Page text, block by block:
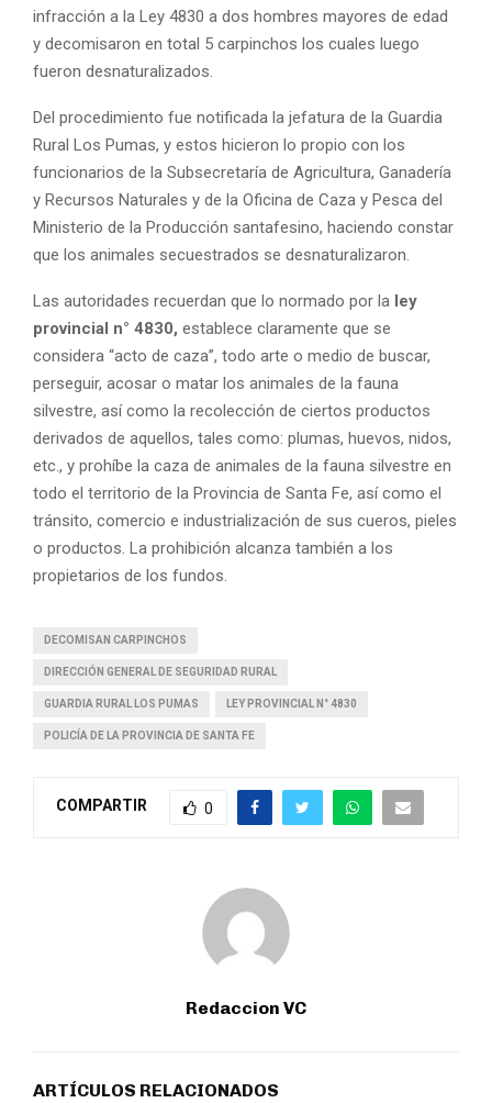
infracción a la Ley 4830 a dos hombres mayores de edad
y decomisaron en total 5 carpinchos los cuales luego
fueron desnaturalizados.
Del procedimiento fue notificada la jefatura de la Guardia
Rural Los Pumas, y estos hicieron lo propio con los
funcionarios de la Subsecretaría de Agricultura, Ganadería
y Recursos Naturales y de la Oficina de Caza y Pesca del
Ministerio de la Producción santafesino, haciendo constar
que los animales secuestrados se desnaturalizaron.
Las autoridades recuerdan que lo normado por la ley
provincial n° 4830, establece claramente que se
considera “acto de caza”, todo arte o medio de buscar,
perseguir, acosar o matar los animales de la fauna
silvestre, así como la recolección de ciertos productos
derivados de aquellos, tales como: plumas, huevos, nidos,
etc., y prohíbe la caza de animales de la fauna silvestre en
todo el territorio de la Provincia de Santa Fe, así como el
tránsito, comercio e industrialización de sus cueros, pieles
o productos. La prohibición alcanza también a los
propietarios de los fundos.
DECOMISAN CARPINCHOS
DIRECCIÓN GENERAL DE SEGURIDAD RURAL
GUARDIA RURAL LOS PUMAS LEY PROVINCIAL N° 4830
POLICÍA DE LA PROVINCIA DE SANTA FE
COMPARTIR 0
Redaccion VC
ARTÍCULOS RELACIONADOS